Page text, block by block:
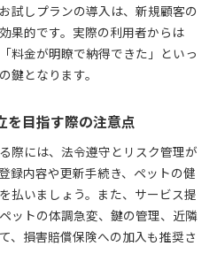
試しプランの導入は、新規顧客の
果的です。実際の利用者からは
料金が明瞭で納得できた」といっ
鍵となります。
を目指す際の注意点
際には、法令遵守とリスク管理が
録内容や更新手続き、ペットの健
払いましょう。また、サービス提
ットの体調急変、鍵の管理、近隣
、損害賠償保険への加入も推奨さ